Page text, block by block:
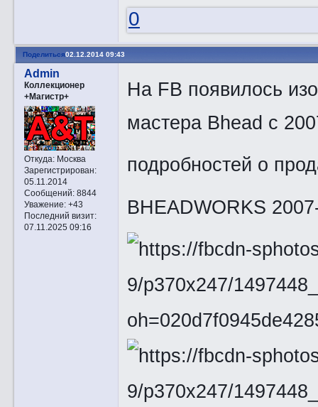
0
Поделиться02.12.2014 09:43
Admin
Коллекционер
+Магистр+
Откуда:Москва
Зарегистрирован:
05.11.2014
Сообщений:8844
Уважение: +43
Последний визит:
07.11.2025 09:16
На FB появилось
мастера Bhead с
подробностей о
BHEADWORKS